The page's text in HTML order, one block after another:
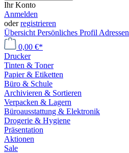
Ihr Konto
Anmelden
oderregistrieren
Übersicht Persönliches Profil Adressen
0,00 €*
Drucker
Tinten & Toner
Papier & Etiketten
Büro & Schule
Archivieren & Sortieren
Verpacken & Lagern
Büroausstattung & Elektronik
Drogerie & Hygiene
Präsentation
Aktionen
Sale